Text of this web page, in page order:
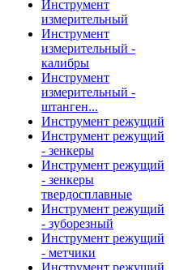
Инструмент
измерительный
Инструмент
измерительный -
калибры
Инструмент
измерительный -
штанген...
Инструмент режущий
Инструмент режущий
- зенкеры
Инструмент режущий
- зенкеры
твердосплавные
Инструмент режущий
- зуборезный
Инструмент режущий
- метчики
Инструмент режущий